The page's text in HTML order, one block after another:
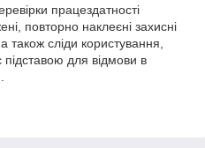
працездатності
повторно наклеєні захисні
також сліди користування,
для відмови в